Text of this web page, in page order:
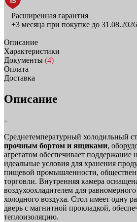
Расширенная гарантия
+3 месяца при покупке до 31.08.2026
Описание
Характеристики
Документы (4)
Оплата
Доставка
Описание
Cреднетемпературный холодильный
прочным бортом и ящиками,
агрегатом обеспечивает поддержание
идеальные условия для хранения
пищевой промышленности,
торговли. Внутренняя камера
воздухоохладителем для
холодного воздуха. Стол имеет одну
дверь с магнитной прокладкой,
теплоизоляцию.